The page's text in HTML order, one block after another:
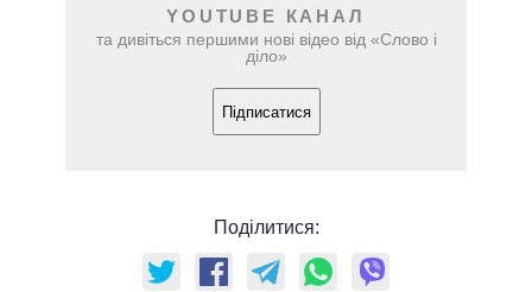
YOUTUBE КАНАЛ
та дивіться першими нові відео від «Слово і
діло»
Підписатися
Поділитися: